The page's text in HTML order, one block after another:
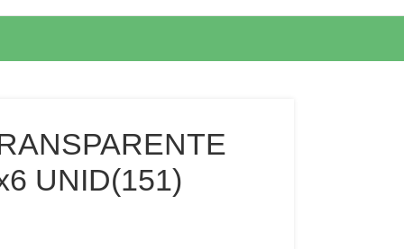
UNID(151)